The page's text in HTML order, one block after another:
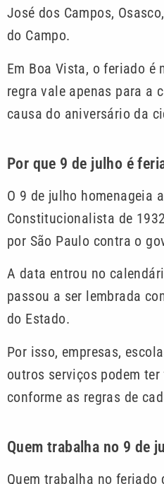
José dos Campos,
do Campo.
Em Boa Vista, o feriado é
regra vale apenas para a
causa do aniversário da
Por que 9 de julho é
O 9 de julho homenageia
Constitucionalista de
por São Paulo contra o
A data entrou no
passou a ser lembrada
do Estado.
Por isso, empresas,
outros serviços podem
conforme as regras de
Quem trabalha no 9 de
Quem trabalha no feriado